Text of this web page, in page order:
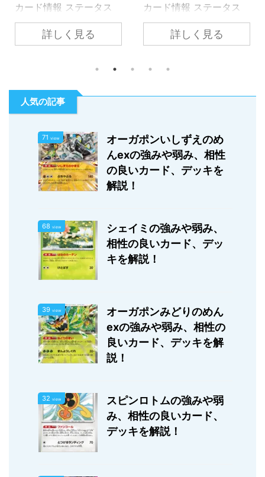
カード情報 ステータス
進化 HP タイプ 弱点 抵
抗力 にげる 2進化 330
闘 草×2 - - わざ スクリ
なるように、山札を引
く。 リューノバスター
ているエネルギーを、す
べてトラッシュする。 収
録 熱風のアリーナ 出典:
トレーナーズウェブサイ
ト シロナのガブリアス
の技 サポートカードが優
秀 シロナのガブリアス
exの強い点は2エネで高
火力の技を持っているの
と、シロナのポケモン関
詳しく見る
カード情報 ステータス
進化 HP タイプ 弱点 抵
抗力 にげる たね 30 雷
闘×2 - - わざ ビリビリ
使用できる技 にげるエネ
ルギーが0 ヒビキのピチ
ュー（以降：ピチューと
記述）の強い点はエネル
つにげるエネルギーがな
い点です。 現在の環境
（2025年3月）では次の
相手の番にグッズロック
...
詳しく見る
人気の記事
71 view
オーガポンいしずえのめ
んexの強みや弱み、相性
の良いカード、デッキを
解説！
68 view
シェイミの強みや弱み、
相性の良いカード、デッ
キを解説！
39 view
オーガポンみどりのめん
exの強みや弱み、相性の
良いカード、デッキを解
説！
32 view
スピンロトムの強みや弱
み、相性の良いカード、
デッキを解説！